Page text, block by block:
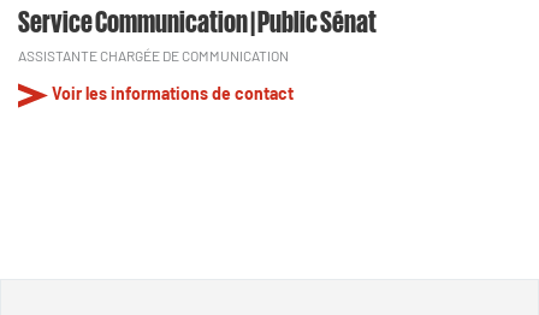
Service Communication | Public Sénat
ASSISTANTE CHARGÉE DE COMMUNICATION
Voir les informations de contact